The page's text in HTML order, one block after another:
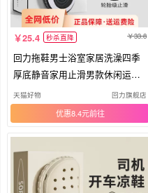
25.4 秒杀直降 33.8
回力拖鞋男士浴室家居洗澡四季
厚底静音家用止滑男款休闲运动
凉拖
天猫好物 回力旗舰店
优惠8.4元